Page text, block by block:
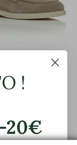
rialzanti
!
-20€